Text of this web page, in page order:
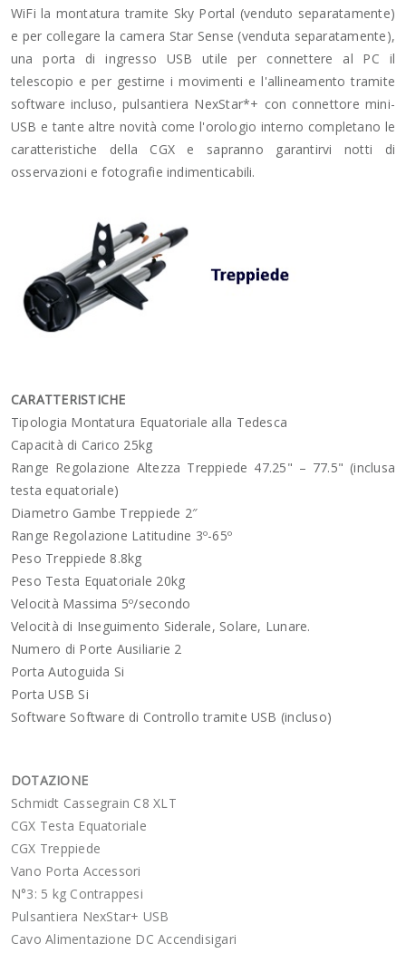
WiFi la montatura tramite Sky Portal (venduto separatamente)
e per collegare la camera Star Sense (venduta separatamente),
una porta di ingresso USB utile per connettere al PC il
telescopio e per gestirne i movimenti e l'allineamento tramite
software incluso, pulsantiera NexStar*+ con connettore mini-
USB e tante altre novità come l'orologio interno completano le
caratteristiche della CGX e sapranno garantirvi notti di
osservazioni e fotografie indimenticabili.
CARATTERISTICHE
Tipologia Montatura Equatoriale alla Tedesca
Capacità di Carico 25kg
Range Regolazione Altezza Treppiede 47.25" – 77.5" (inclusa
testa equatoriale)
Diametro Gambe Treppiede 2″
Range Regolazione Latitudine 3º-65º
Peso Treppiede 8.8kg
Peso Testa Equatoriale 20kg
Velocità Massima 5º/secondo
Velocità di Inseguimento Siderale, Solare, Lunare.
Numero di Porte Ausiliarie 2
Porta Autoguida Si
Porta USB Si
Software Software di Controllo tramite USB (incluso)
DOTAZIONE
Schmidt Cassegrain C8 XLT
CGX Testa Equatoriale
CGX Treppiede
Vano Porta Accessori
N°3: 5 kg Contrappesi
Pulsantiera NexStar+ USB
Cavo Alimentazione DC Accendisigari